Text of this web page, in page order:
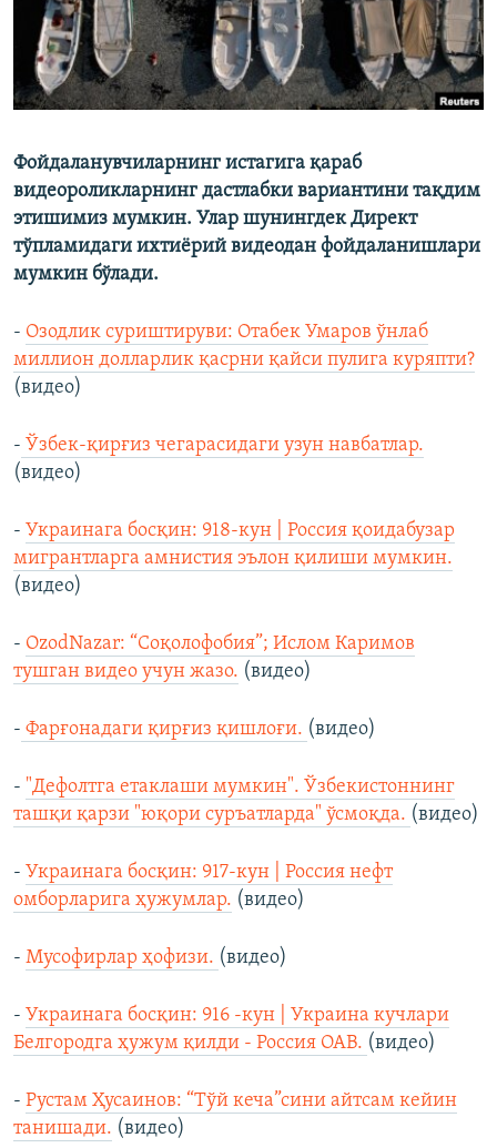
Фойдаланувчиларнинг истагига қараб
видеороликларнинг дастлабки вариантини тақдим
этишимиз мумкин. Улар шунингдек Директ
тўпламидаги ихтиёрий видеодан фойдаланишлари
мумкин бўлади.
- Oзодлик суриштируви: Oтабек Умаров ўнлаб
миллион долларлик қасрни қайси пулига куряпти?
(видео)
- Ўзбек-қирғиз чегарасидаги узун навбатлар.
(видео)
- Украинага босқин: 918-кун | Россия қоидабузар
мигрантларга амнистия эълон қилиши мумкин.
(видео)
- OzodNazar: “Соқолофобия”; Ислом Каримов
тушган видео учун жазо. (видео)
- Фарғонадаги қирғиз қишлоғи. (видео)
- "Дефолтга етаклаши мумкин". Ўзбекистоннинг
ташқи қарзи "юқори суръатларда" ўсмоқда. (видео)
- Украинага босқин: 917-кун | Россия нефт
омборларига ҳужумлар. (видео)
- Мусофирлар ҳофизи. (видео)
- Украинага босқин: 916 -кун | Украина кучлари
Белгородга ҳужум қилди - Россия ОАВ. (видео)
- Рустам Ҳусаинов: “Тўй кеча”сини айтсам кейин
танишади. (видео)